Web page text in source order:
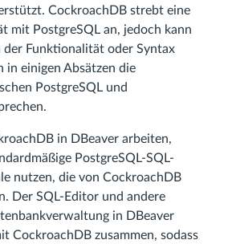
CockroachDB strebt eine
mit PostgreSQL an, jedoch kann
der Funktionalität oder Syntax
in einigen Absätzen die
PostgreSQL und
in DBeaver arbeiten,
PostgreSQL-SQL-
nutzen, die von CockroachDB
Der SQL-Editor und andere
in DBeaver
CockroachDB zusammen, sodass